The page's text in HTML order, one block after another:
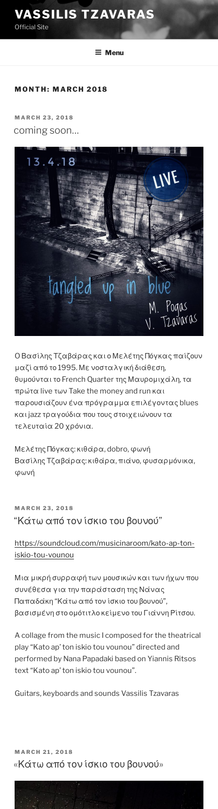
content
VASSILIS TZAVARAS
Official Site
Menu
MONTH: MARCH 2018
POSTED
MARCH 23, 2018
coming soon…
O Βασίλης Τζαβάρας και ο Μελέτης Πόγκας παίζουν
μαζί από το 1995. Με νοσταλγική διάθεση,
θυμούνται το French Quarter της Μαυρομιχάλη, τα
πρώτα live των Take the money and run και
παρουσιάζουν ένα πρόγραμμα επιλέγοντας blues
και jazz τραγούδια που τους στοιχειώνουν τα
τελευταία 20 χρόνια.
Μελέτης Πόγκας: κιθάρα, dobro, φωνή
Βασίλης Τζαβάρας: κιθάρα, πιάνο, φυσαρμόνικα,
φωνή
POSTED
ON
MARCH 23, 2018
“Κάτω από τον ίσκιο του βουνού”
https://soundcloud.com/musicinaroom/kato-ap-ton-
iskio-tou-vounou
Μια μικρή συρραφή των μουσικών και των ήχων που
συνέθεσα για την παράσταση της Νάνας
Παπαδάκη “Κάτω από τον ίσκιο του βουνού”,
βασισμένη στο ομότιτλο κείμενο του Γιάννη Ρίτσου.
A collage from the music I composed for the theatrical
play “Kato ap’ ton iskio tou vounou” directed and
performed by Nana Papadaki based on Yiannis Ritsos
text “Kato ap’ ton iskio tou vounou”.
Guitars, keyboards and sounds Vassilis Tzavaras
POSTED
ON
MARCH 21, 2018
«Κάτω από τον ίσκιο του βουνού»